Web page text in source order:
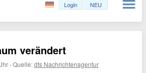
Login NEU
verändert
·Quelle:dts Nachrichtenagentur